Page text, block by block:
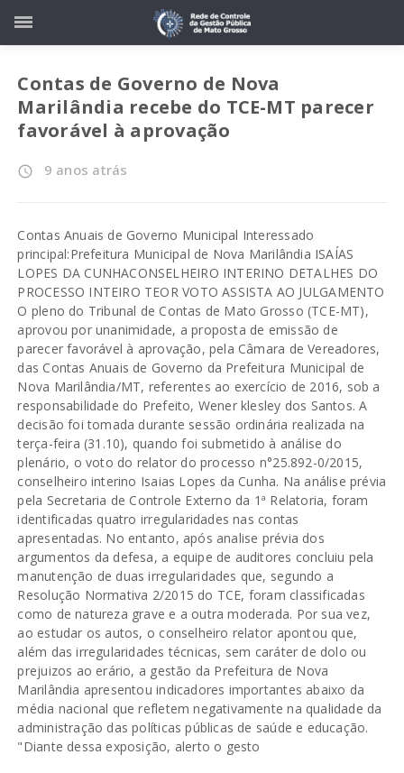
Contas de Governo de Nova
Marilândia recebe do TCE-MT parecer
favorável à aprovação
access_time 9 anos atrás
Contas Anuais de Governo Municipal Interessado
principal:Prefeitura Municipal de Nova Marilândia ISAÍAS
LOPES DA CUNHACONSELHEIRO INTERINO DETALHES DO
PROCESSO INTEIRO TEOR VOTO ASSISTA AO JULGAMENTO
O pleno do Tribunal de Contas de Mato Grosso (TCE-MT),
aprovou por unanimidade, a proposta de emissão de
parecer favorável à aprovação, pela Câmara de Vereadores,
das Contas Anuais de Governo da Prefeitura Municipal de
Nova Marilândia/MT, referentes ao exercício de 2016, sob a
responsabilidade do Prefeito, Wener klesley dos Santos. A
decisão foi tomada durante sessão ordinária realizada na
terça-feira (31.10), quando foi submetido à análise do
plenário, o voto do relator do processo n°25.892-0/2015,
conselheiro interino Isaias Lopes da Cunha. Na análise prévia
pela Secretaria de Controle Externo da 1ª Relatoria, foram
identificadas quatro irregularidades nas contas
apresentadas. No entanto, após analise prévia dos
argumentos da defesa, a equipe de auditores concluiu pela
manutenção de duas irregularidades que, segundo a
Resolução Normativa 2/2015 do TCE, foram classificadas
como de natureza grave e a outra moderada. Por sua vez,
ao estudar os autos, o conselheiro relator apontou que,
além das irregularidades técnicas, sem caráter de dolo ou
prejuizos ao erário, a gestão da Prefeitura de Nova
Marilândia apresentou indicadores importantes abaixo da
média nacional que refletem negativamente na qualidade da
administração das políticas públicas de saúde e educação.
"Diante dessa exposição, alerto o gesto